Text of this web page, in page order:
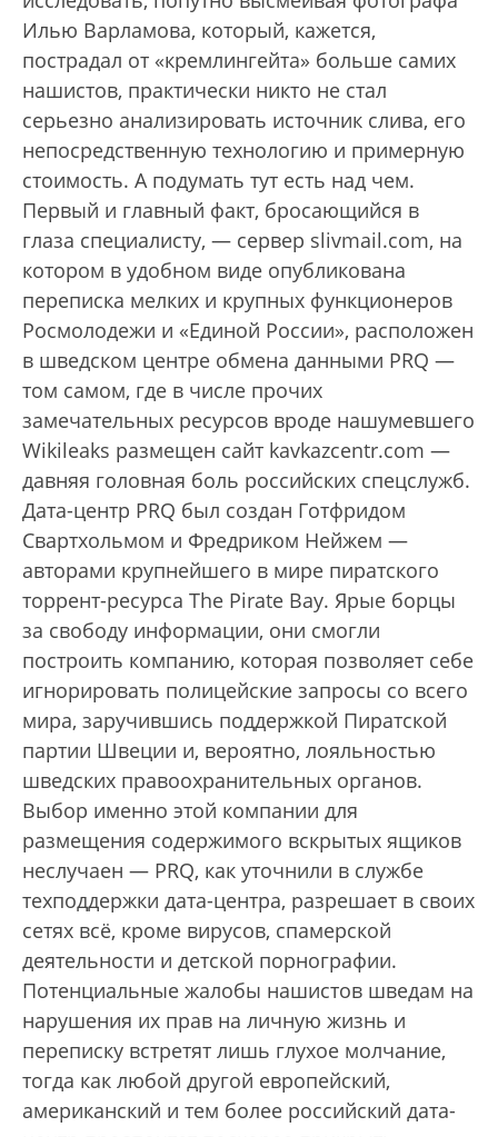
Илью Варламова, который, кажется,
пострадал от «кремлингейта» больше самих
нашистов, практически никто не стал
серьезно анализировать источник слива, его
непосредственную технологию и примерную
стоимость. А подумать тут есть над чем.
Первый и главный факт, бросающийся в
глаза специалисту, — сервер slivmail.com, на
котором в удобном виде опубликована
переписка мелких и крупных функционеров
Росмолодежи и «Единой России», расположен
в шведском центре обмена данными PRQ —
том самом, где в числе прочих
замечательных ресурсов вроде нашумевшего
Wikileaks размещен сайт kavkazcentr.com —
давняя головная боль российских спецслужб.
Дата-центр PRQ был создан Готфридом
Свартхольмом и Фредриком Нейжем —
авторами крупнейшего в мире пиратского
торрент-ресурса The Pirate Bay. Ярые борцы
за свободу информации, они смогли
построить компанию, которая позволяет себе
игнорировать полицейские запросы со всего
мира, заручившись поддержкой Пиратской
партии Швеции и, вероятно, лояльностью
шведских правоохранительных органов.
Выбор именно этой компании для
размещения содержимого вскрытых ящиков
неслучаен — PRQ, как уточнили в службе
техподдержки дата-центра, разрешает в своих
сетях всё, кроме вирусов, спамерской
деятельности и детской порнографии.
Потенциальные жалобы нашистов шведам на
нарушения их прав на личную жизнь и
переписку встретят лишь глухое молчание,
тогда как любой другой европейский,
американский и тем более российский дата-